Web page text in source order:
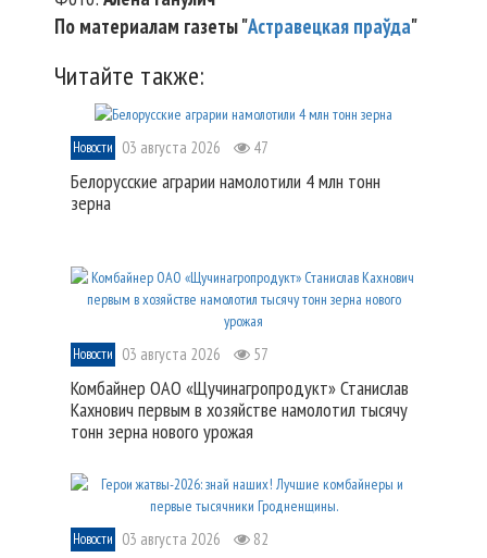
По материалам газеты "Астравецкая праўда"
Читайте также:
Новости 03 августа 2026 47
Белорусские аграрии намолотили 4 млн тонн
зерна
Новости 03 августа 2026 57
Комбайнер ОАО «Щучинагропродукт» Станислав
Кахнович первым в хозяйстве намолотил тысячу
тонн зерна нового урожая
Новости 03 августа 2026 82